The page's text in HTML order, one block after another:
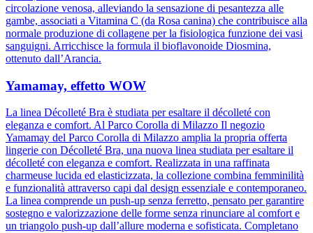
circolazione venosa, alleviando la sensazione di pesantezza alle
gambe, associati a Vitamina C (da Rosa canina) che contribuisce alla
normale produzione di collagene per la fisiologica funzione dei vasi
sanguigni. Arricchisce la formula il bioflavonoide Diosmina,
ottenuto dall’Arancia.
Yamamay, effetto WOW
La linea Décolleté Bra è studiata per esaltare il décolleté con
eleganza e comfort. Al Parco Corolla di Milazzo Il negozio
Yamamay del Parco Corolla di Milazzo amplia la propria offerta
lingerie con Décolleté Bra, una nuova linea studiata per esaltare il
décolleté con eleganza e comfort. Realizzata in una raffinata
charmeuse lucida ed elasticizzata, la collezione combina femminilità
e funzionalità attraverso capi dal design essenziale e contemporaneo.
La linea comprende un push-up senza ferretto, pensato per garantire
sostegno e valorizzazione delle forme senza rinunciare al comfort e
un triangolo push-up dall’allure moderna e sofisticata. Completano